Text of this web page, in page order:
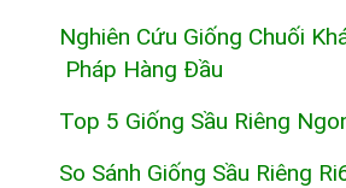
Nghiên Cứu Giống Chuối
Pháp Hàng Đầu
Top 5 Giống Sầu Riêng
So Sánh Giống Sầu Riêng